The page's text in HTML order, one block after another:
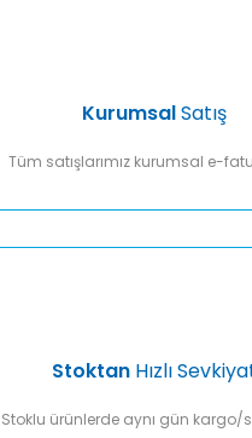
diğer sitelerden daha pahalı.
KurumsalSatış
Tüm satışlarımız kurumsal e-
Stoktan Hızlı
Stoklu ürünlerde aynı gün kargo/